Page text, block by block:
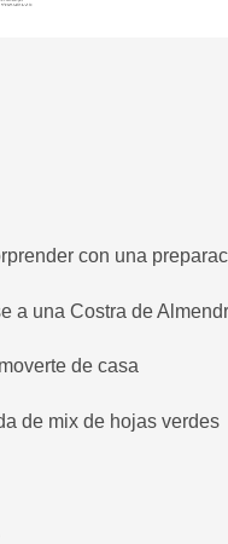
con una
a una Costra de
de casa
de mix de hojas verdes